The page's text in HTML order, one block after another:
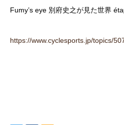
Fumy’s eye 別府史之が見た世界
https://www.cyclesports.jp/topics/